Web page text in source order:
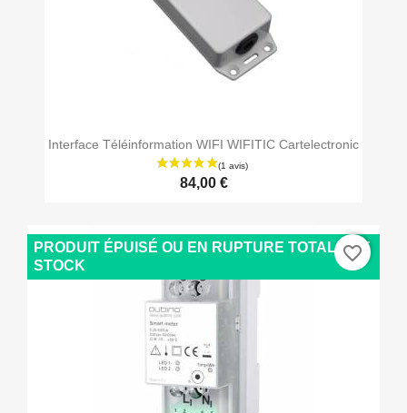
Interface Téléinformation WIFI WIFITIC Cartelectronic
84,00 €
PRODUIT ÉPUISÉ OU EN RUPTURE TOTALE DE
STOCK
favorite_border